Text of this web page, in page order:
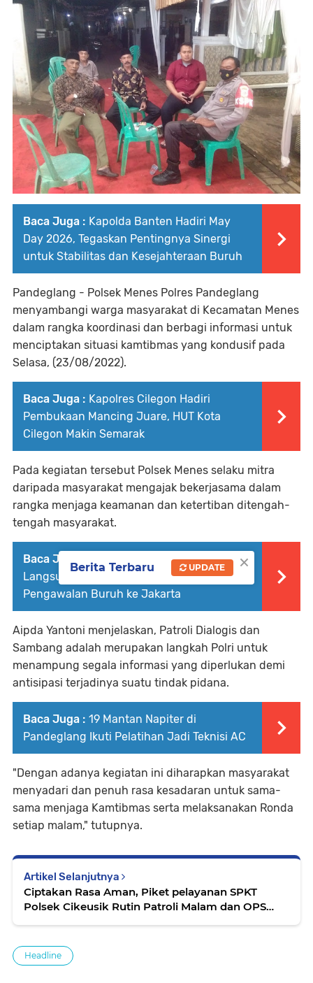
Baca Juga : Kapolda Banten Hadiri May
Day 2026, Tegaskan Pentingnya Sinergi
untuk Stabilitas dan Kesejahteraan Buruh
Pandeglang - Polsek Menes Polres Pandeglang
menyambangi warga masyarakat di Kecamatan Menes
dalam rangka koordinasi dan berbagi informasi untuk
menciptakan situasi kamtibmas yang kondusif pada
Selasa, (23/08/2022).
Baca Juga : Kapolres Cilegon Hadiri
Pembukaan Mancing Juare, HUT Kota
Cilegon Makin Semarak
Pada kegiatan tersebut Polsek Menes selaku mitra
daripada masyarakat mengajak bekerjasama dalam
rangka menjaga keamanan dan ketertiban ditengah-
tengah masyarakat.
Baca Juga :
Kapolres Cilegon Pimpin
Langsung Kesiapan Pengamanan dan
Pengawalan Buruh ke Jakarta
Aipda Yantoni menjelaskan, Patroli Dialogis dan
Sambang adalah merupakan langkah Polri untuk
menampung segala informasi yang diperlukan demi
antisipasi terjadinya suatu tindak pidana.
Baca Juga : 19 Mantan Napiter di
Pandeglang Ikuti Pelatihan Jadi Teknisi AC
"Dengan adanya kegiatan ini diharapkan masyarakat
menyadari dan penuh rasa kesadaran untuk sama-
sama menjaga Kamtibmas serta melaksanakan Ronda
setiap malam," tutupnya.
Artikel Selanjutnya
Ciptakan Rasa Aman, Piket pelayanan SPKT
Polsek Cikeusik Rutin Patroli Malam dan OPS
Headline
×
Berita Terbaru UPDATE